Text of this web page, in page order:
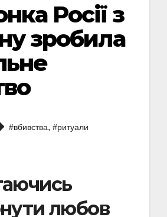
Росії з
зробила
#вбивства, #ритуали
любов